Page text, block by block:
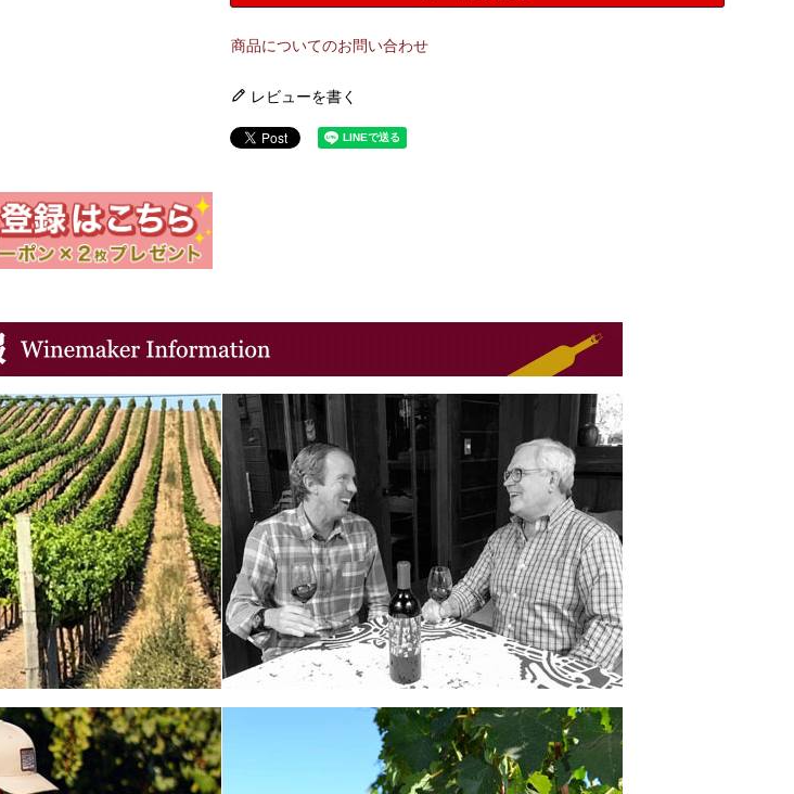
商品についてのお問い合わせ
レビューを書く